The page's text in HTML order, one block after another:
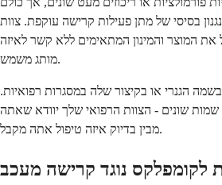
בסיסי של מתן פעילות קרישה עוקפת. צוות
המוצר והמינון המתאימים ללא קשר לאיזה
מותג משמש.
הגנרי או בקיצור שלה במסגרות רפואיות.
שונים - הצוות הרפואי שלך יוודא שאתה
מבין בדיוק איזה טיפול אתה מקבל.
לקומפלקס נוגד קרישה מעכב